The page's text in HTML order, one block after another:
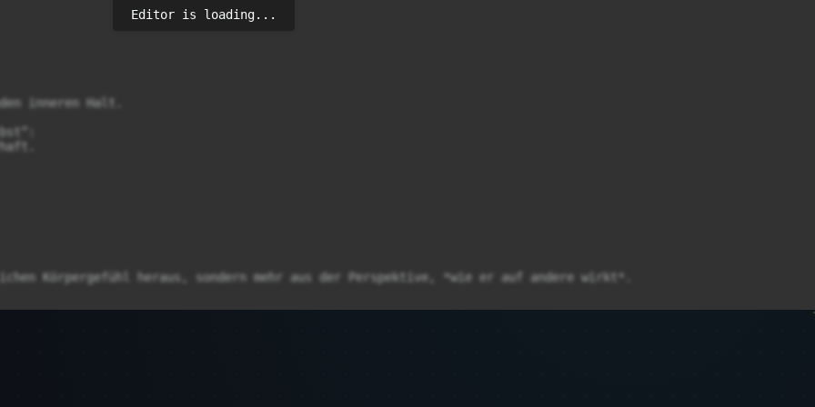
inneren Halt.
Körpergefühl heraus, sondern mehr aus der Perspektive, *wie er auf andere wirkt*.
Editor is loading...